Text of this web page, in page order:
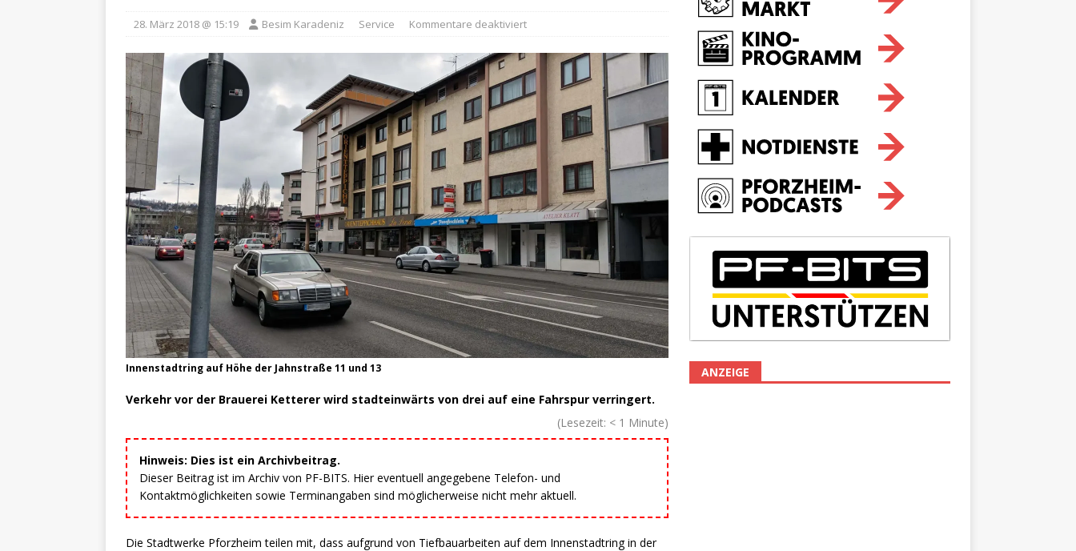
28. März 2018 @ 15:19 Besim Karadeniz Service Kommentare deaktiviert
Innenstadtring auf Höhe der Jahnstraße 11 und 13
Verkehr vor der Brauerei Ketterer wird stadteinwärts von drei auf eine Fahrspur verringert.
(Lesezeit: < 1 Minute)
Hinweis: Dies ist ein Archivbeitrag.
Dieser Beitrag ist im Archiv von PF-BITS. Hier eventuell angegebene Telefon- und
Kontaktmöglichkeiten sowie Terminangaben sind möglicherweise nicht mehr aktuell.
Die Stadtwerke Pforzheim teilen mit, dass aufgrund von Tiefbauarbeiten auf dem Innenstadtring in der
ANZEIGE